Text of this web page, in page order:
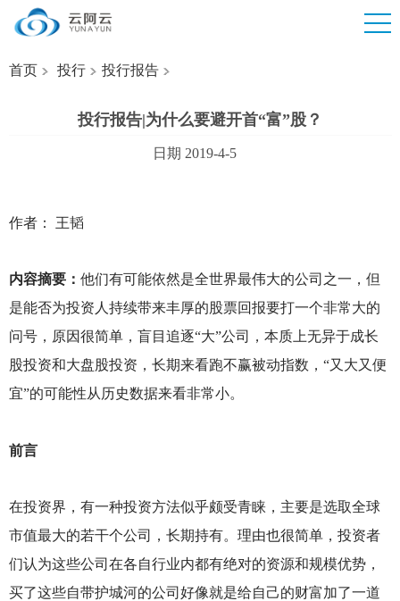
首页 投行 投行报告
投行报告|为什么要避开首“富”股？
日期 2019-4-5
作者： 王韬
内容摘要： 他们有可能依然是全世界最伟大的公司之一，但
是能否为投资人持续带来丰厚的股票回报要打一个非常大的
问号，原因很简单，盲目追逐“大”公司，本质上无异于成长
股投资和大盘股投资，长期来看跑不赢被动指数，“又大又便
宜”的可能性从历史数据来看非常小。
前言
在投资界，有一种投资方法似乎颇受青睐，主要是选取全球
市值最大的若干个公司，长期持有。理由也很简单，投资者
们认为这些公司在各自行业内都有绝对的资源和规模优势，
买了这些自带护城河的公司好像就是给自己的财富加了一道